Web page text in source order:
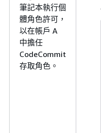
筆記本執行個
體角色許可，
以在帳戶 A
中擔任
CodeCommit
存取角色。